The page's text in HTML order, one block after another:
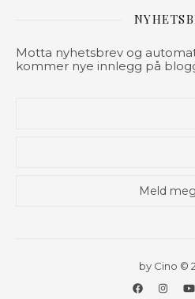
Motta nyhetsbrev og
kommer nye innlegg på
by Cino ©